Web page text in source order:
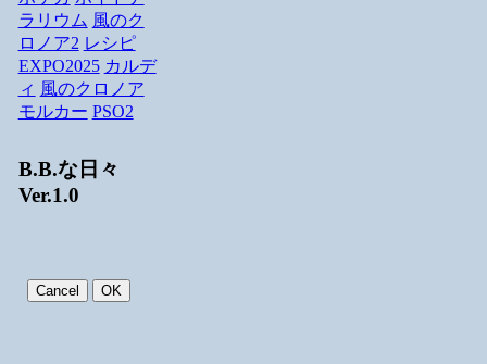
ラリウム 風のク
ロノア2 レシピ
EXPO2025 カルデ
ィ 風のクロノア
モルカー PSO2
B.B.な日々
Ver.1.0